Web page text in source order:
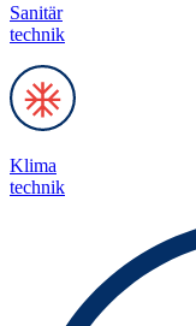
Sanitär
technik
Klima
technik